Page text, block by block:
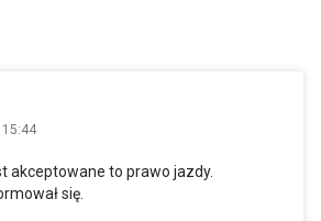
akceptowane to prawo jazdy.
się.